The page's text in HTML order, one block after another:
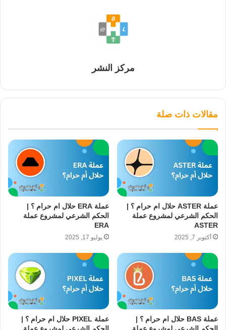
مركز النشر
مقالات ذات صلة
عملة ASTER حلال ام حرام ؟ |
الحكم الشرعي لمشروع عملة
ASTER
أكتوبر 7, 2025
عملة ERA حلال ام حرام ؟ |
الحكم الشرعي لمشروع عملة
ERA
يوليو 17, 2025
عملة BAS حلال ام حرام ؟ |
عملة PIXEL حلال ام حرام ؟ |